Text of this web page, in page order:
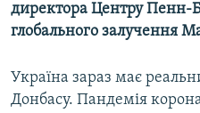
директора Центру Пенн-
глобального залучення
Україна зараз має
Донбасу. Пандемія